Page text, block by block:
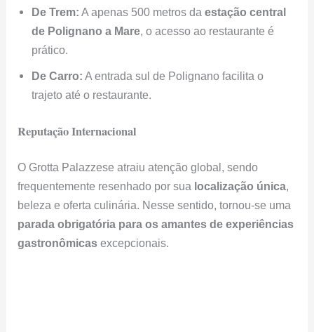
Reputação Internacional
frequentemente resenhado por sualocalização única
beleza e oferta culinária. Nesse sentido, tornou-se uma
gastronômicasexcepcionais.